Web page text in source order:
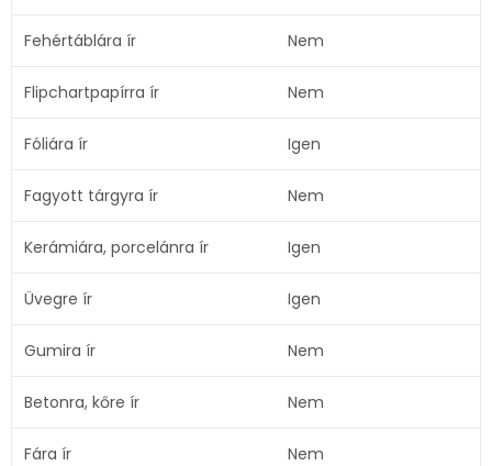
Fehértáblára ír Nem
Flipchartpapírra ír Nem
Fóliára ír Igen
Fagyott tárgyra ír Nem
Kerámiára, porcelánra ír Igen
Üvegre ír Igen
Gumira ír Nem
Betonra, kőre ír Nem
Fára ír Nem